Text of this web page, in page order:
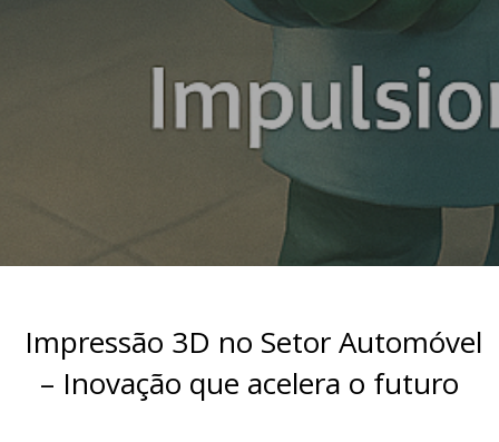
Impressão 3D no Setor Automóvel
– Inovação que acelera o futuro